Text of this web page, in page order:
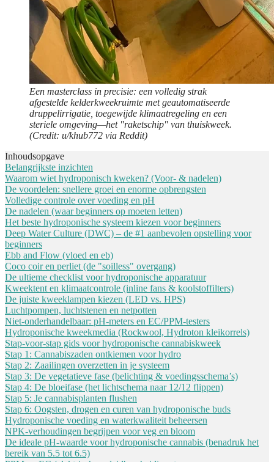
Een masterclass in precisie: een volledig strak
afgestelde kelderkweekruimte met geautomatiseerde
druppelirrigatie, toegewijde klimaatregeling en een
steriele omgeving—het "raketschip" van thuiskweek.
(Credit: u/khub772 via Reddit)
Inhoudsopgave
Belangrijkste inzichten
Waarom wiet hydroponisch kweken? (Voor- & nadelen)
De voordelen: snellere groei en enorme opbrengsten
Volledige controle over voeding en pH
De nadelen (waar beginners op moeten letten)
Het beste hydroponische systeem kiezen voor beginners
Deep Water Culture (DWC) – de #1 aanbevolen opstelling voor
beginners
Ebb and Flow (vloed en eb)
Coco coir en perliet (de "soilless" overgang)
De ultieme checklist voor hydroponische apparatuur
Kweektent en klimaatcontrole (inline fans & koolstoffilters)
De juiste kweeklampen kiezen (LED vs. HPS)
Luchtpompen, luchtstenen en netpotten
Niet-onderhandelbaar: pH-meters en EC/PPM-testers
Hydroponische kweekmedia (Rockwool, Hydroton kleikorrels)
Stap-voor-stap gids voor hydroponische cannabiskweek
Stap 1: Cannabiszaden ontkiemen voor hydro
Stap 2: Zaailingen overzetten in je systeem
Stap 3: De vegetatieve fase (belichting & voedingsschema’s)
Stap 4: De bloeifase (het lichtschema naar 12/12 flippen)
Stap 5: Je cannabisplanten flushen
Stap 6: Oogsten, drogen en curen van hydroponische buds
Hydroponische voeding en waterkwaliteit beheersen
NPK-verhoudingen begrijpen voor veg en bloom
De ideale pH-waarde voor hydroponische cannabis (benadruk het
bereik van 5.5 tot 6.5)